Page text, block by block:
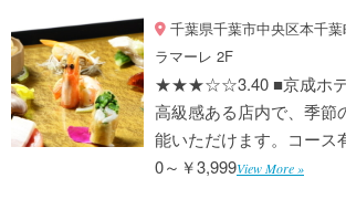
千葉県千葉市中央区本千
ラマーレ 2F
★★★☆☆3.40 ■京成ホテ
高級感ある店内で、季節
能いただけます。コース
0～￥3,999View More »